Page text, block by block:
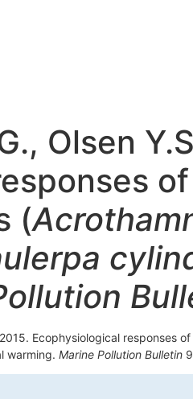
Olsen
(
Ecophysiological responses
warming. Marine Pollution Bulletin